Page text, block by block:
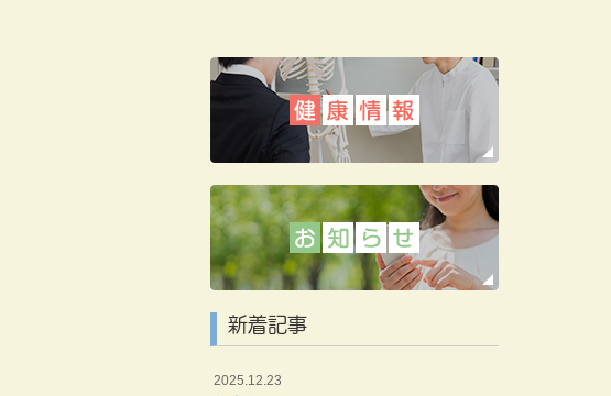
新着記事
2025.12.23